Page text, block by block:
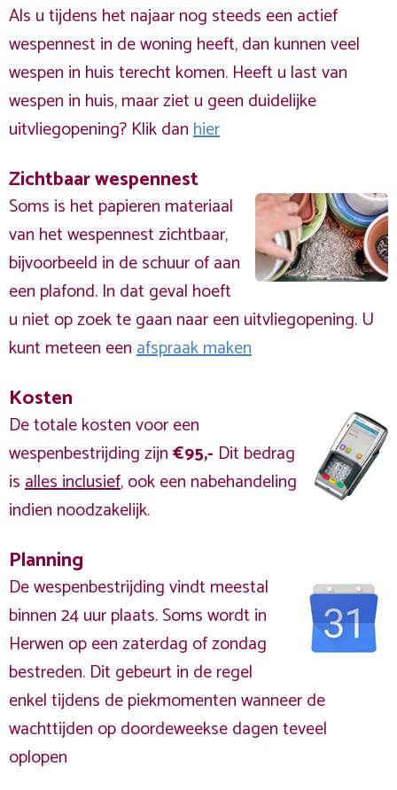
Als u tijdens het najaar nog steeds een actief
wespennest in de woning heeft, dan kunnen veel
wespen in huis terecht komen. Heeft u last van
wespen in huis, maar ziet u geen duidelijke
uitvliegopening? Klik danhier
Zichtbaar wespennest
Soms is het papieren materiaal
van het wespennest zichtbaar,
bijvoorbeeld in de schuur of aan
een plafond. In dat geval hoeft
u niet op zoek te gaan naar een uitvliegopening. U
kunt meteen eenafspraak maken
Kosten
De totale kosten voor een
wespenbestrijding zijn€95,- Dit bedrag
isalles inclusief, ook een nabehandeling
indien noodzakelijk.
Planning
De wespenbestrijding vindt meestal
binnen 24 uur plaats. Soms wordt in
Herwen op een zaterdag of zondag
bestreden. Dit gebeurt in de regel
enkel tijdens de piekmomenten wanneer de
wachttijden op doordeweekse dagen teveel
oplopen